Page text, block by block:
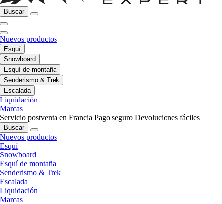
Buscar
Nuevos productos
Esquí
Snowboard
Esquí de montaña
Senderismo & Trek
Escalada
Liquidación
Marcas
Servicio postventa en Francia Pago seguro Devoluciones fáciles
Buscar
Nuevos productos
Esquí
Snowboard
Esquí de montaña
Senderismo & Trek
Escalada
Liquidación
Marcas